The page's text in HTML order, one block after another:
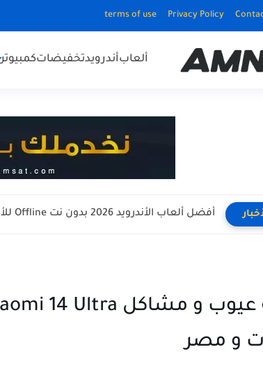
Privacy Policy
terms of use
ألعابأندرويدتخفيضاتكمبيوتر
أفضل ألعاب الأندرويد 2026 بدون نت Offline للأجهزة الضعيفة
و مصر